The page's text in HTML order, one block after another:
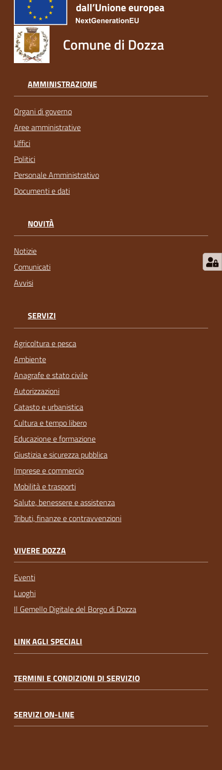
argomenti
Seguici
su
Comune di Dozza
AMMINISTRAZIONE
Organi di governo
Aree amministrative
Uffici
Politici
Personale Amministrativo
Documenti e dati
NOVITÀ
Notizie
Comunicati
Avvisi
SERVIZI
Agricoltura e pesca
Ambiente
Anagrafe e stato civile
Autorizzazioni
Catasto e urbanistica
Cultura e tempo libero
Educazione e formazione
Giustizia e sicurezza pubblica
Imprese e commercio
Mobilità e trasporti
Salute, benessere e assistenza
Tributi, finanze e contravvenzioni
VIVERE DOZZA
Eventi
Luoghi
Il Gemello Digitale del Borgo di Dozza
LINK AGLI SPECIALI
TERMINI E CONDIZIONI DI SERVIZIO
SERVIZI ON-LINE